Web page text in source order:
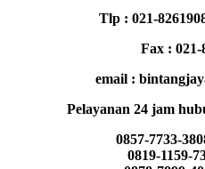
Tlp : 021-
Fax : 021-
email :
Pelayanan 24 jam
0857-7733-
0819-1159-